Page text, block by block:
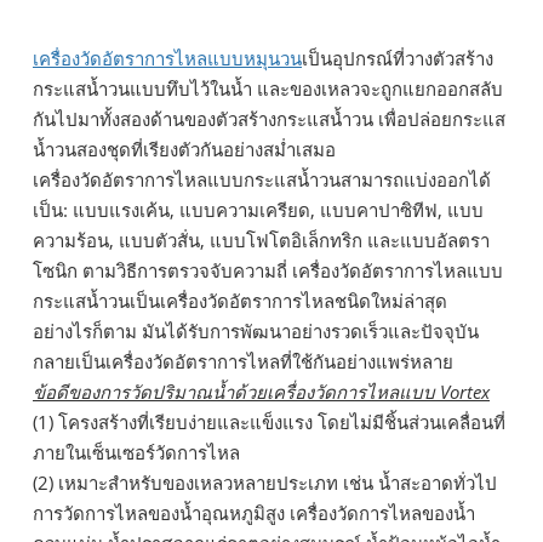
เครื่องวัดอัตราการไหลแบบหมุนวนเป็นอุปกรณ์ที่วางตัวสร้าง
กระแสน้ำวนแบบทึบไว้ในน้ำ และของเหลวจะถูกแยกออกสลับ
กันไปมาทั้งสองด้านของตัวสร้างกระแสน้ำวน เพื่อปล่อยกระแส
น้ำวนสองชุดที่เรียงตัวกันอย่างสม่ำเสมอ
เครื่องวัดอัตราการไหลแบบกระแสน้ำวนสามารถแบ่งออกได้
เป็น: แบบแรงเค้น, แบบความเครียด, แบบคาปาซิทีฟ, แบบ
ความร้อน, แบบตัวสั่น, แบบโฟโตอิเล็กทริก และแบบอัลตรา
โซนิก ตามวิธีการตรวจจับความถี่ เครื่องวัดอัตราการไหลแบบ
กระแสน้ำวนเป็นเครื่องวัดอัตราการไหลชนิดใหม่ล่าสุด
อย่างไรก็ตาม มันได้รับการพัฒนาอย่างรวดเร็วและปัจจุบัน
กลายเป็นเครื่องวัดอัตราการไหลที่ใช้กันอย่างแพร่หลาย
ข้อดีของการวัดปริมาณน้ำด้วยเครื่องวัดการไหลแบบ Vortex
(1) โครงสร้างที่เรียบง่ายและแข็งแรง โดยไม่มีชิ้นส่วนเคลื่อนที่
ภายในเซ็นเซอร์วัดการไหล
(2) เหมาะสำหรับของเหลวหลายประเภท เช่น น้ำสะอาดทั่วไป
การวัดการไหลของน้ำอุณหภูมิสูง เครื่องวัดการไหลของน้ำ